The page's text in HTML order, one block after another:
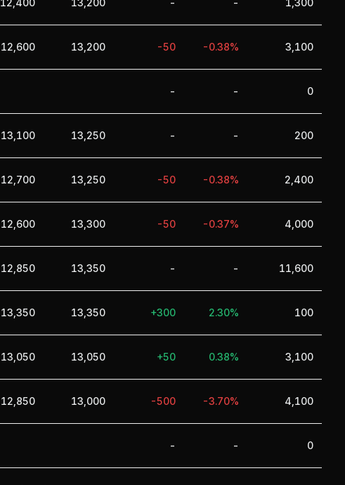
12,400 13,200 - - 1,300
12,600 13,200 -50 -0.38% 3,100
- - 0
13,100 13,250 - - 200
12,700 13,250 -50 -0.38% 2,400
12,600 13,300 -50 -0.37% 4,000
12,850 13,350 - - 11,600
13,350 13,350 +300 2.30% 100
13,050 13,050 +50 0.38% 3,100
12,850 13,000 -500 -3.70% 4,100
- - 0